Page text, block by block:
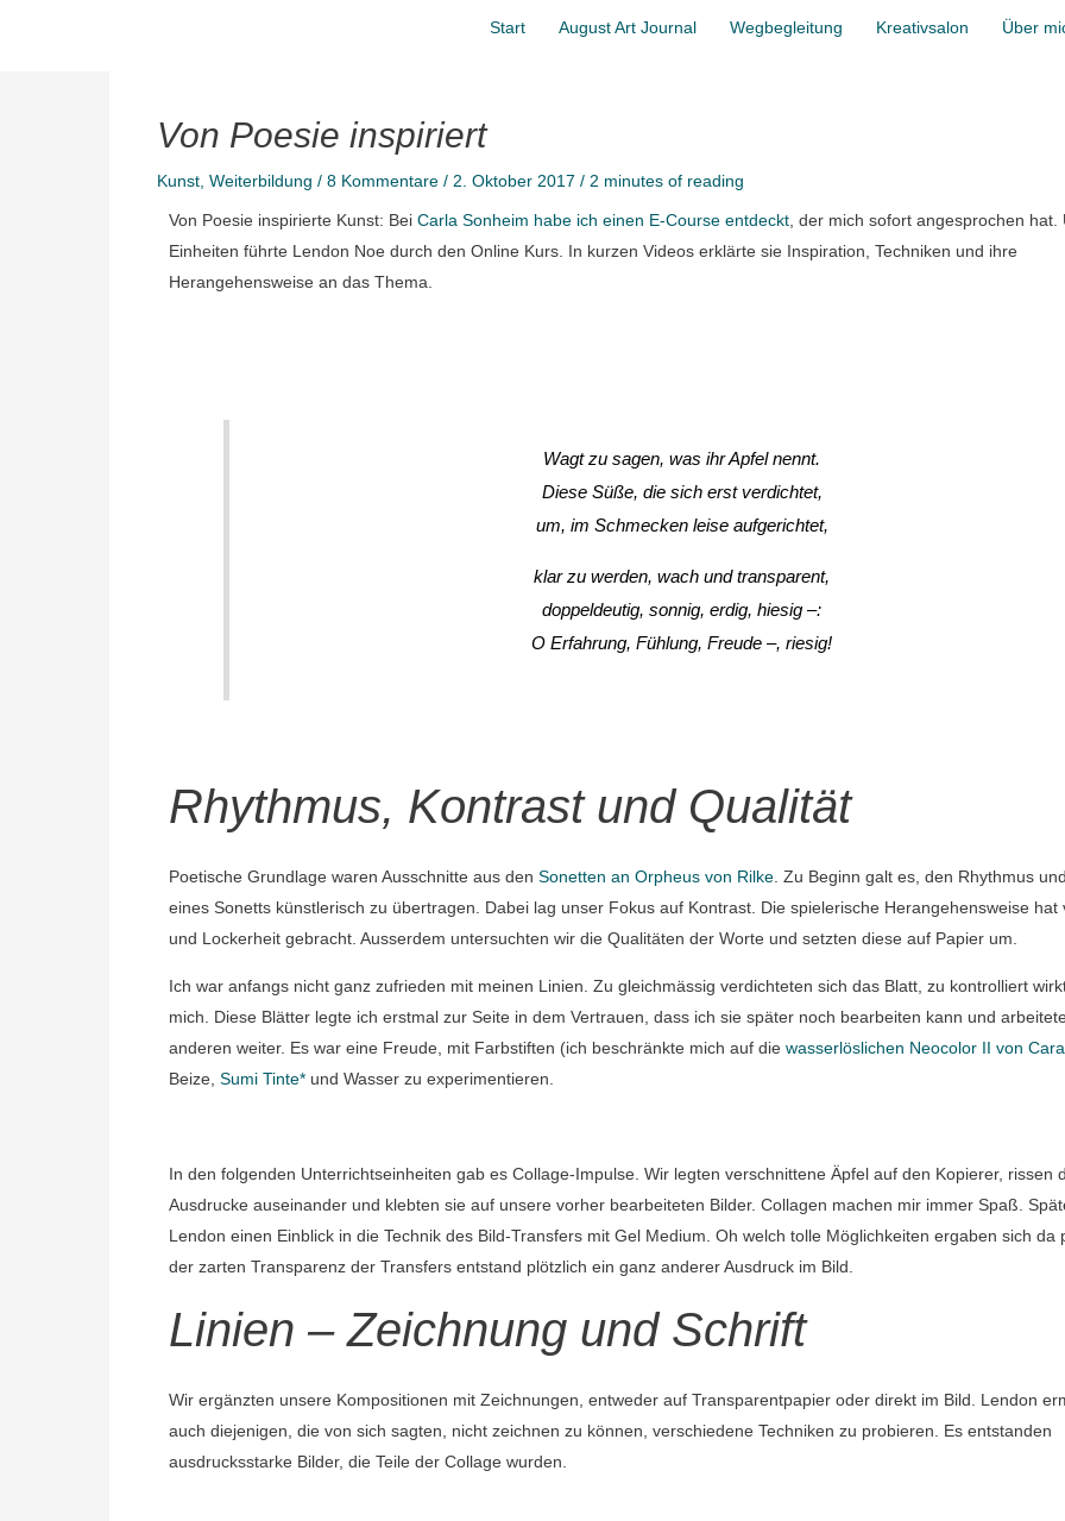
Start August Art Journal Wegbegleitung Kreativsalon Über
Von Poesie inspiriert
Kunst Weiterbildung / 8 Kommentare / 2. Oktober 2017 / 2 minutes of reading
Von Poesie inspirierte Kunst: Bei Carla Sonheim habe ich einen E-Course entdeckt , der mich sofort angesprochen hat.
Einheiten führte Lendon Noe durch den Online Kurs. In kurzen Videos erklärte sie Inspiration, Techniken und ihre
Herangehensweise an das Thema.
Wagt zu sagen, was ihr Apfel nennt.
Diese Süße, die sich erst verdichtet,
um, im Schmecken leise aufgerichtet,
klar zu werden, wach und transparent,
doppeldeutig, sonnig, erdig, hiesig –:
O Erfahrung, Fühlung, Freude –, riesig!
Rhythmus, Kontrast und Qualität
Poetische Grundlage waren Ausschnitte aus den Sonetten an Orpheus von Rilke . Zu Beginn galt es, den Rhythmus
eines Sonetts künstlerisch zu übertragen. Dabei lag unser Fokus auf Kontrast. Die spielerische Herangehensweise hat
und Lockerheit gebracht. Ausserdem untersuchten wir die Qualitäten der Worte und setzten diese auf Papier um.
Ich war anfangs nicht ganz zufrieden mit meinen Linien. Zu gleichmässig verdichteten sich das Blatt, zu kontrolliert
mich. Diese Blätter legte ich erstmal zur Seite in dem Vertrauen, dass ich sie später noch bearbeiten kann und
anderen weiter. Es war eine Freude, mit Farbstiften (ich beschränkte mich auf die wasserlöslichen Neocolor II von
Beize, Sumi Tinte* und Wasser zu experimentieren.
In den folgenden Unterrichtseinheiten gab es Collage-Impulse. Wir legten verschnittene Äpfel auf den Kopierer, rissen
Ausdrucke auseinander und klebten sie auf unsere vorher bearbeiteten Bilder. Collagen machen mir immer Spaß.
Lendon einen Einblick in die Technik des Bild-Transfers mit Gel Medium. Oh welch tolle Möglichkeiten ergaben sich da
der zarten Transparenz der Transfers entstand plötzlich ein ganz anderer Ausdruck im Bild.
Linien – Zeichnung und Schrift
Wir ergänzten unsere Kompositionen mit Zeichnungen, entweder auf Transparentpapier oder direkt im Bild. Lendon
auch diejenigen, die von sich sagten, nicht zeichnen zu können, verschiedene Techniken zu probieren. Es entstanden
ausdrucksstarke Bilder, die Teile der Collage wurden.